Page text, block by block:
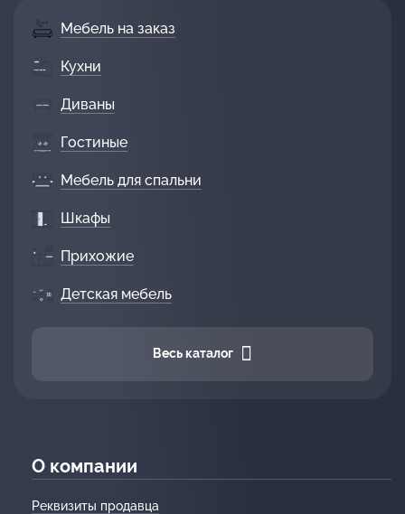
Мебель на заказ
Кухни
Диваны
Гостиные
Мебель для спальни
Шкафы
Прихожие
Детская мебель
Весь каталог
О компании
Реквизиты продавца